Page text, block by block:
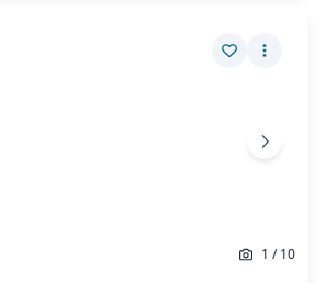
Vista eign
Fleiri
Næsta
1 /10